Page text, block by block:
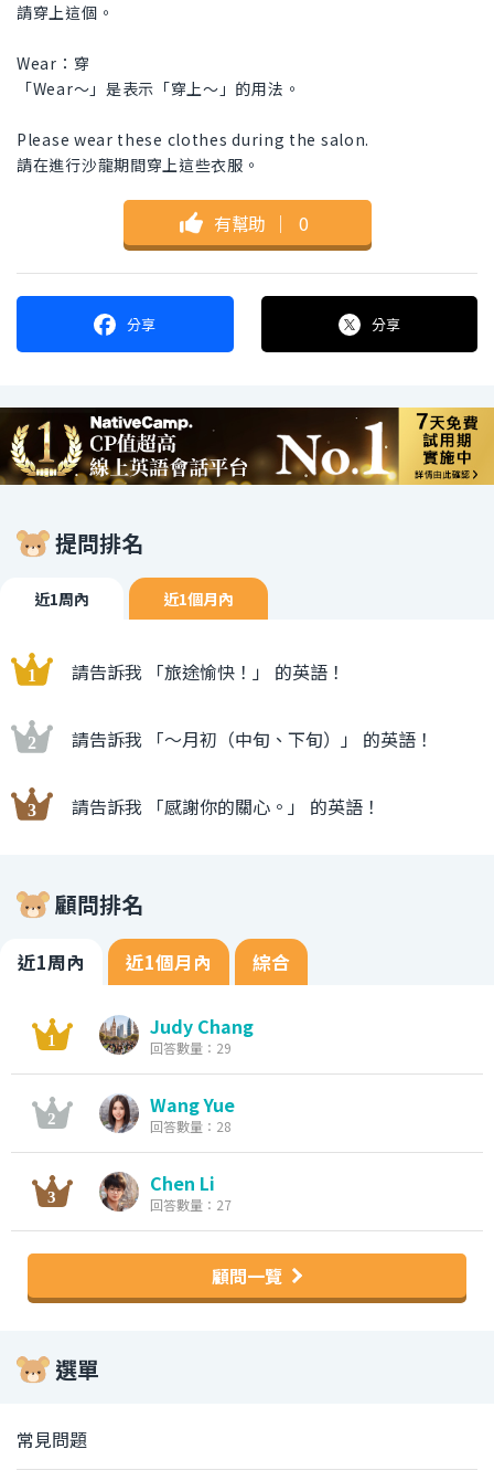
請穿上這個。
Wear：穿
「Wear〜」是表示「穿上～」的用法。
Please wear these clothes during the salon.
請在進行沙龍期間穿上這些衣服。
有幫助 ｜ 0
分享 分享
提問排名
近1周內 近1個月內
請告訴我 「旅途愉快！」 的英語！
請告訴我 「〜月初（中旬、下旬）」 的英語！
請告訴我 「感謝你的關心。」 的英語！
顧問排名
近1周內 近1個月內 綜合
Judy Chang
回答數量：29
Wang Yue
回答數量：28
Chen Li
回答數量：27
顧問一覽
選單
常見問題